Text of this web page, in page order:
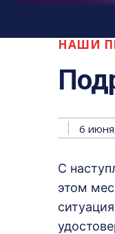
НАШИ
6
С
этом